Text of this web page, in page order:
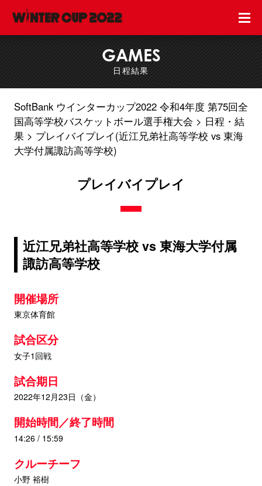
GAMES
日程結果
SoftBank ウインターカップ2022 令和4年度 第75回全
国高等学校バスケットボール選手権大会
日程・結
果
プレイバイプレイ(近江兄弟社高等学校 vs 東海
大学付属諏訪高等学校)
プレイバイプレイ
近江兄弟社高等学校 vs 東海大学付属
諏訪高等学校
開催場所
東京体育館
試合区分
女子1回戦
試合期日
2022年12月23日（金）
開始時間／終了時間
14:26 / 15:59
クルーチーフ
小野 裕樹